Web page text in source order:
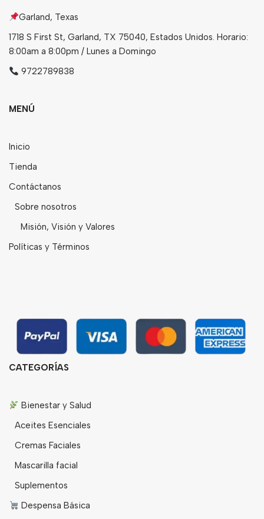
Garland, Texas
1718 S First St, Garland, TX 75040, Estados Unidos. Horario:
8:00am a 8:00pm / Lunes a Domingo
9722789838
MENÚ
Inicio
Tienda
Contáctanos
Sobre nosotros
Misión, Visión y Valores
Políticas y Términos
CATEGORÍAS
Bienestar y Salud
Aceites Esenciales
Cremas Faciales
Mascarilla facial
Suplementos
Despensa Básica